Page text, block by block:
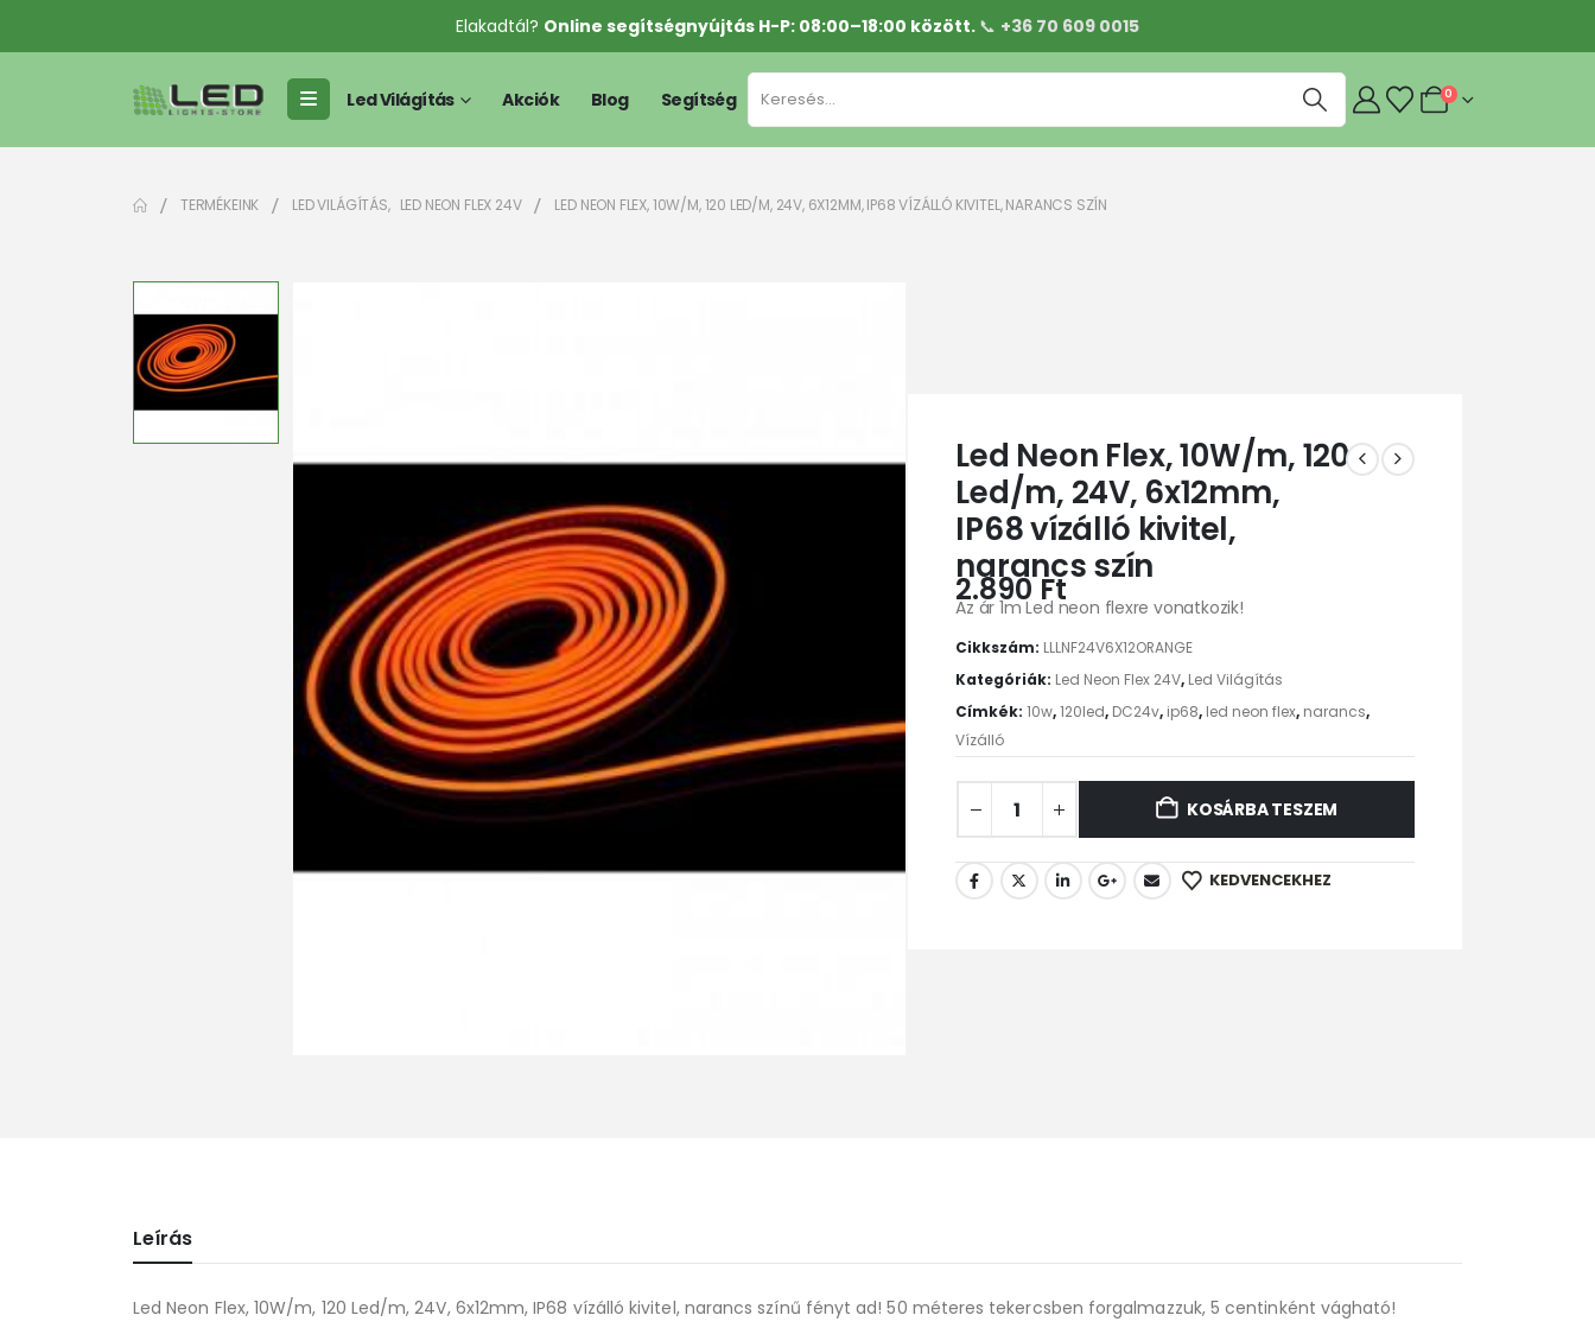
Elakadtál? Online segítségnyújtás H-P: 08:00–18:00 között. 📞 +36 70 609 0015
Led Világítás Akciók Blog Segítség 0
TERMÉKEINK LED VILÁGÍTÁS, LED NEON FLEX 24V LED NEON FLEX, 10W/M, 120 LED/M, 24V, 6X12MM, IP68 VÍZÁLLÓ KIVITEL, NARANCS SZÍN
Led Neon Flex, 10W/m, 120
Led/m, 24V, 6x12mm,
IP68 vízálló kivitel,
narancs szín
2.890Ft
Az ár 1m Led neon flexre vonatkozik!
Cikkszám: LLLNF24V6X12ORANGE
Kategóriák: Led Neon Flex 24V, Led Világítás
Címkék:10w,120led, DC24v, ip68, led neon flex, narancs,
Vízálló
KOSÁRBA TESZEM
KEDVENCEKHEZ
Leírás
Led Neon Flex, 10W/m, 120 Led/m, 24V, 6x12mm, IP68 vízálló kivitel, narancs színű fényt ad! 50 méteres tekercsben forgalmazzuk, 5 centinként vágható!